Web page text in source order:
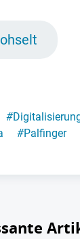
#
#Palfinger